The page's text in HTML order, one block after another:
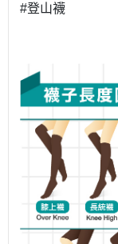
#登山襪